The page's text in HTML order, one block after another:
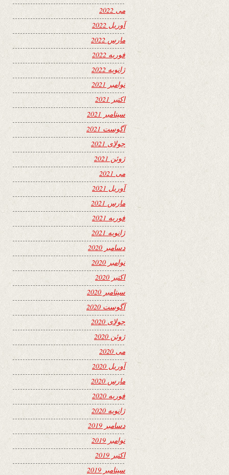
می 2022
آوریل 2022
مارس 2022
فوریه 2022
ژانویه 2022
نوامبر 2021
اکتبر 2021
سپتامبر 2021
آگوست 2021
جولای 2021
ژوئن 2021
می 2021
آوریل 2021
مارس 2021
فوریه 2021
ژانویه 2021
دسامبر 2020
نوامبر 2020
اکتبر 2020
سپتامبر 2020
آگوست 2020
جولای 2020
ژوئن 2020
می 2020
آوریل 2020
مارس 2020
فوریه 2020
ژانویه 2020
دسامبر 2019
نوامبر 2019
اکتبر 2019
سپتامبر 2019